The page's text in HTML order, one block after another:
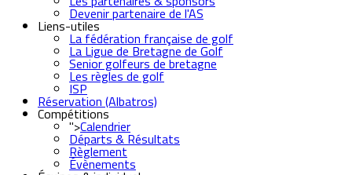
Devenir partenaire de l'AS
Liens-utiles
La fédération française de golf
La Ligue de Bretagne de Golf
Senior golfeurs de bretagne
Les règles de golf
ISP
Réservation (Albatros)
Compétitions
">Calendrier
Départs & Résultats
Règlement
Évènements